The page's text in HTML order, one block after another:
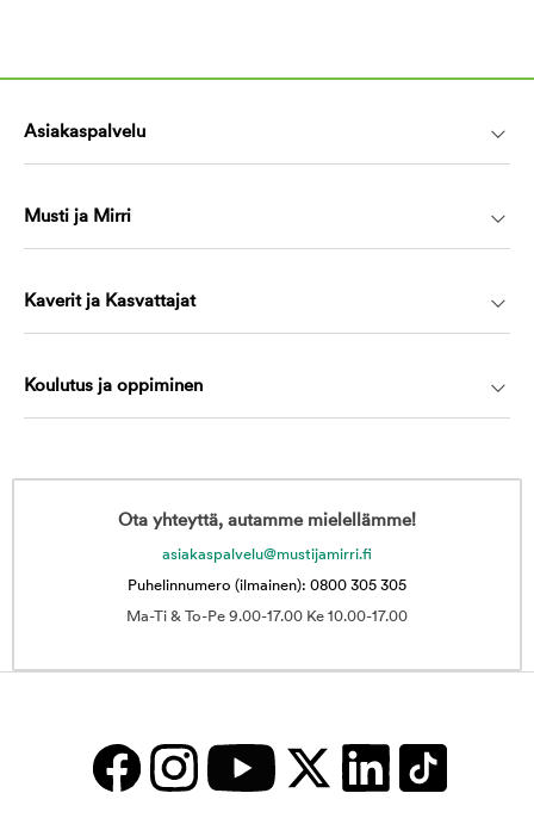
Asiakaspalvelu
Musti ja Mirri
Kaverit ja Kasvattajat
Koulutus ja oppiminen
Ota yhteyttä, autamme mielellämme!
asiakaspalvelu@mustijamirri.fi
Puhelinnumero (ilmainen): 0800 305 305
Ma-Ti & To-Pe 9.00-17.00 Ke 10.00-17.00